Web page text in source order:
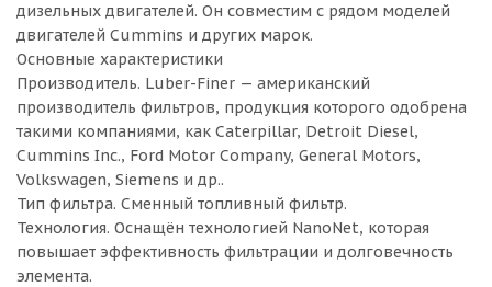
дизельных двигателей. Он совместим с рядом моделей
двигателей Cummins и других марок.
Основные характеристики
Производитель. Luber-Finer — американский
производитель фильтров, продукция которого одобрена
такими компаниями, как Caterpillar, Detroit Diesel,
Cummins Inc., Ford Motor Company, General Motors,
Volkswagen, Siemens и др..
Тип фильтра. Сменный топливный фильтр.
Технология. Оснащён технологией NanoNet, которая
повышает эффективность фильтрации и долговечность
элемента.